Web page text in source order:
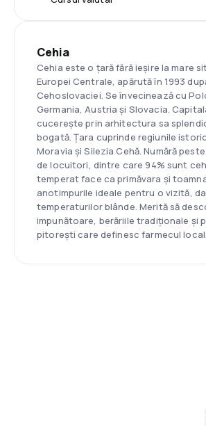
Cehia
Cehia este o țară fără ieșire la mare
Europei Centrale, apărută în 1993
Cehoslovaciei. Se învecinează cu
Germania, Austria și Slovacia.
cucerește prin arhitectura sa
bogată. Țara cuprinde regiunile
Moravia și Silezia Cehă. Numără
de locuitori, dintre care 94% sunt
temperat face ca primăvara și
anotimpurile ideale pentru o vizită,
temperaturilor blânde. Merită să
impunătoare, berăriile tradiționale și
pitorești care definesc farmecul local.